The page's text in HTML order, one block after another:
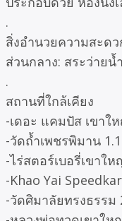
.
สิ่งอำนวยความสะด
ส่วนกลาง: สระว่าย
.
สถานที่ใกล้เคียง
-เดอะ แคมปัส เขาใ
-วัดถ้ำเพชรพิมาน
-ไร่สตอร์เบอรี่เขาใ
-Khao Yai
-วัดศิมาลัยทรงธรรม